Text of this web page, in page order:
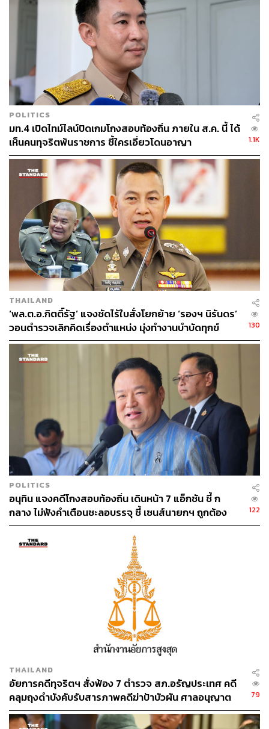
POLITICS
มท.4 เปิดไทม์ไลน์ปิดเกมโกงสอบท้องถิ่น ภายใน ส.ค. นี้ ได้
เห็นคนทุจริตพ้นราชการ ชี้ใครเอี่ยวโดนอาญา
1.1K
THAILAND
‘พล.ต.อ.กิตติ์รัฐ’ แจงชัดไร้ใบสั่งโยกย้าย ‘รองฯ นิรันดร’
วอนตำรวจเลิกคิดเรื่องตำแหน่ง มุ่งทำงานบำบัดทุกข์
บำรุงสุข
130
POLITICS
อนุทิน แจงคดีโกงสอบท้องถิ่น เดินหน้า 7 แอ็กชัน ชี้ ก
กลาง ไม่ฟังคำเตือนชะลอบรรจุ ชี้ เซนส์นายกฯ ถูกต้อง
122
THAILAND
อัยการคดีทุจริตฯ สั่งฟ้อง 7 ตำรวจ สภ.อรัญประเทศ คดี
คลุมถุงดำบังคับรับสารภาพคดีฆ่าป้าบัวผัน ศาลอนุญาต
ปล่อยตัวชั่วคราว นัดสอบ 17 ส.ค.นี้
79